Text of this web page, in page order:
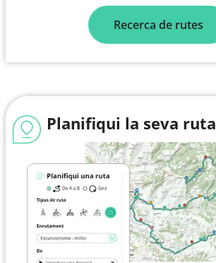
Recerca de rutes
Planifiqui la seva ruta